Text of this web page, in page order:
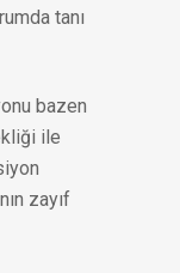
tanı
bazen
ile
zayıf